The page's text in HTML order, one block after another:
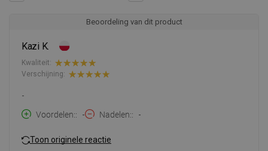
Beoordeling van dit product
Kazi K.
Kwaliteit:
Verschijning:
-
Voordelen:
- Nadelen: -
Toon originele reactie